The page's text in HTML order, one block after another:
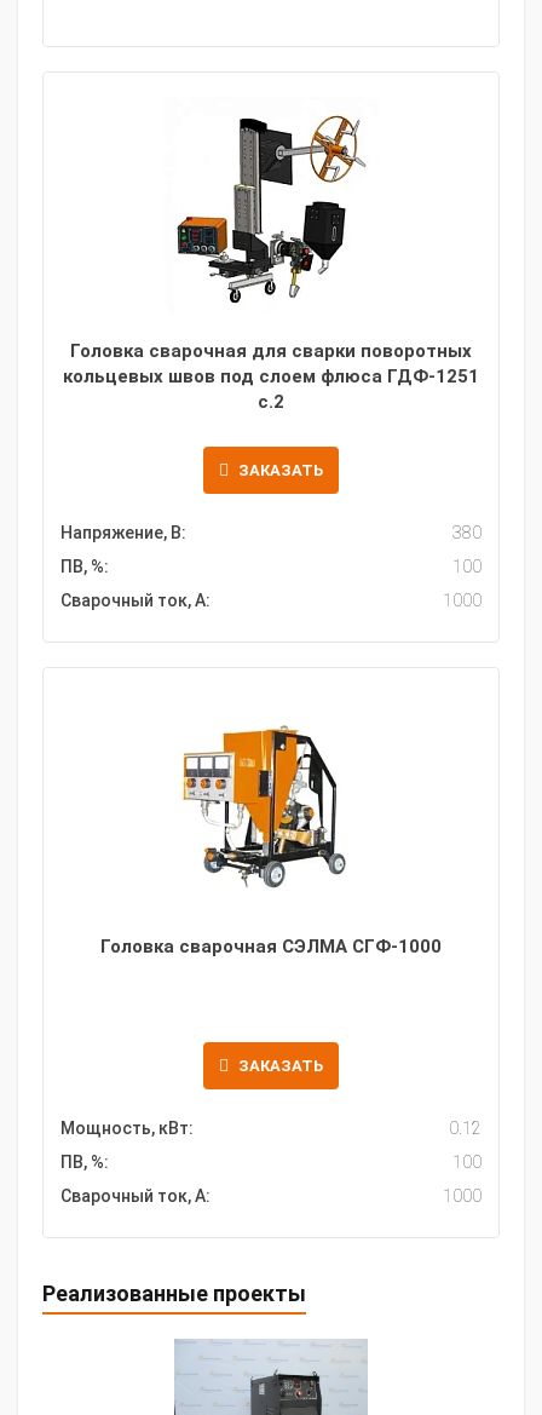
Головка сварочная для сварки поворотных
кольцевых швов под слоем флюса ГДФ-1251
с.2
ЗАКАЗАТЬ
Напряжение, В:
380
ПВ, %:
100
Сварочный ток, А:
1000
Головка сварочная СЭЛМА СГФ-1000
ЗАКАЗАТЬ
Мощность, кВт:
0.12
ПВ, %:
100
Сварочный ток, А:
1000
Реализованные проекты